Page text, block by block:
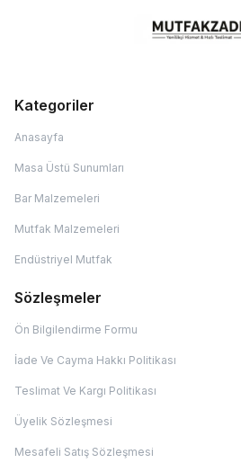
Kategoriler
Anasayfa
Masa Üstü Sunumları
Bar Malzemeleri
Mutfak Malzemeleri
Endüstriyel Mutfak
Sözleşmeler
Ön Bilgilendirme Formu
İade Ve Cayma Hakkı Politikası
Teslimat Ve Kargı Politikası
Üyelik Sözleşmesi
Mesafeli Satış Sözleşmesi